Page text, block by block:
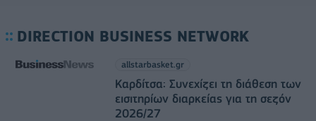
DIRECTION BUSINESS NETWORK
allstarbasket.gr
Καρδίτσα: Συνεχίζει τη διάθεση των
εισιτηρίων διαρκείας για τη σεζόν
2026/27